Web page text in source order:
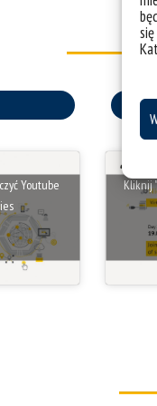
Youtube
Kliknij